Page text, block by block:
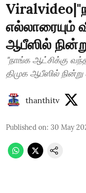
எல்லாரையும்
ஆபீஸில்
"நாங்க ஆட்சிக்கு
திமுக ஆபீஸில்
thanthitv
Published on: 30 May